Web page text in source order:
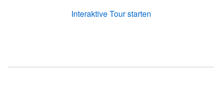
Interaktive Tour starten